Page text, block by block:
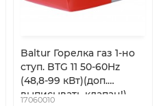
Baltur Горелка газ 1-но
ступ. BTG 11 50-60Hz
(48,8-99 кВт)(доп.
выписывать клапан!)
17060010